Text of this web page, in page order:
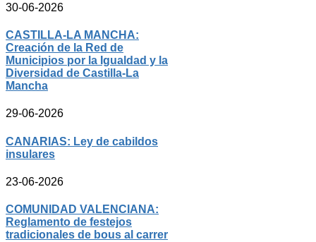
30-06-2026
CASTILLA-LA MANCHA:
Creación de la Red de
Municipios por la Igualdad y la
Diversidad de Castilla-La
Mancha
29-06-2026
CANARIAS: Ley de cabildos
insulares
23-06-2026
COMUNIDAD VALENCIANA:
Reglamento de festejos
tradicionales de bous al carrer